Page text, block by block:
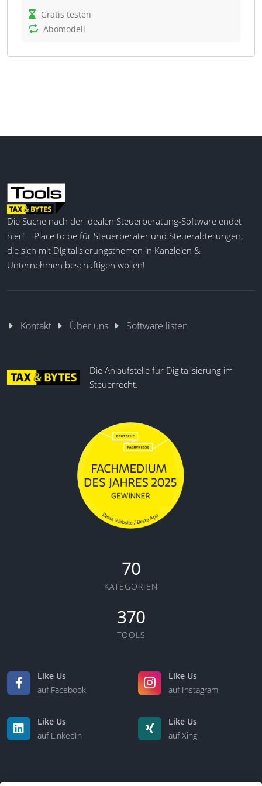
Was kann timeCard?
timeCard dient der Optimierung des
automatisierter Prozesse und detaillierter
Auswertungen, die die Ressourcenplanung und die
Automatische Lohnvorbereitung
Automatische Spesenabrechnung
Urlaubsverwaltung
Projektzeiterfassung
Auswertungen und Statistiken
Employee Self Service
Echtzeit-Zeiterfassung
Gratis testen
Abomodell
Die Suche nach der idealen Steuerberatung-Software endet
hier! – Place to be für Steuerberater und Steuerabteilungen,
die sich mit Digitalisierungsthemen in Kanzleien &
Unternehmen beschäftigen wollen!
Kontakt Über uns Software listen
Die Anlaufstelle für Digitalisierung im
Steuerrecht.
70
KATEGORIEN
370
TOOLS
Like Us
auf Facebook
Like Us
auf Instagram
Like Us
auf LinkedIn
Like Us
auf Xing